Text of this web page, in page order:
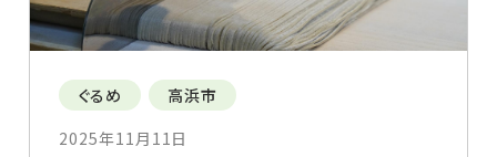
ぐるめ
高浜市
2025年11月11日